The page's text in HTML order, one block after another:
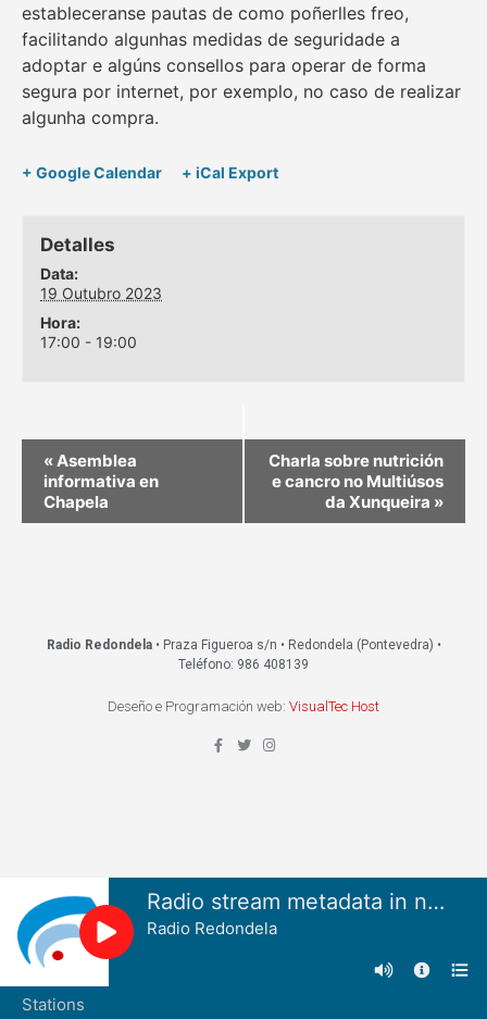
estableceranse pautas de como poñerlles freo,
facilitando algunhas medidas de seguridade a
adoptar e algúns consellos para operar de forma
segura por internet, por exemplo, no caso de realizar
algunha compra.
+ Google Calendar + iCal Export
Detalles
Data:
19 Outubro 2023
Hora:
17:00 - 19:00
«Asemblea
informativa en
Chapela
Charla sobre nutrición
e cancro no Multiúsos
da Xunqueira »
Radio Redondela• Praza Figueroa s/n • Redondela (Pontevedra) •
Teléfono: 986 408139
Deseño e Programación web: VisualTec Host
Radio stream metadata in not available.
Radio Redondela
Stations